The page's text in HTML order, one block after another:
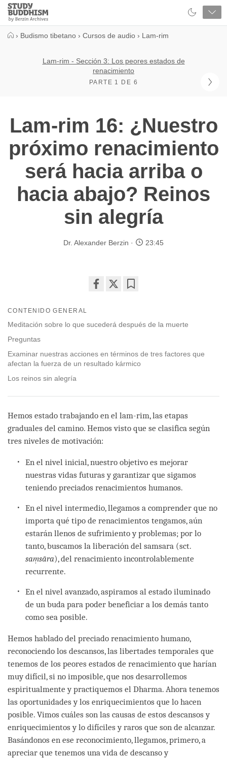
Close
Study
Buddhism
› Budismo tibetano › Cursos de audio › Lam-rim
Lam-rim - Sección 3: Los peores estados de
renacimiento
PARTE 1 DE 6
Lam-rim 16: ¿Nuestro
próximo renacimiento
será hacia arriba o
hacia abajo? Reinos
sin alegría
Dr. Alexander Berzin 23:45
facebook
CONTENIDO GENERAL
Meditación sobre lo que sucederá después de la muerte
Preguntas
Examinar nuestras acciones en términos de tres factores que
afectan la fuerza de un resultado kármico
Los reinos sin alegría
Hemos estado trabajando en el lam-rim, las etapas
graduales del camino. Hemos visto que se clasifica según
tres niveles de motivación:
En el nivel inicial, nuestro objetivo es mejorar
nuestras vidas futuras y garantizar que sigamos
teniendo preciados renacimientos humanos.
En el nivel intermedio, llegamos a comprender que no
importa qué tipo de renacimientos tengamos, aún
estarán llenos de sufrimiento y problemas; por lo
tanto, buscamos la liberación del samsara (sct.
saṃsāra), del renacimiento incontrolablemente
recurrente.
En el nivel avanzado, aspiramos al estado iluminado
de un buda para poder beneficiar a los demás tanto
como sea posible.
Hemos hablado del preciado renacimiento humano,
reconociendo los descansos, las libertades temporales que
tenemos de los peores estados de renacimiento que harían
muy difícil, si no imposible, que nos desarrollemos
espiritualmente y practiquemos el Dharma. Ahora tenemos
las oportunidades y los enriquecimientos que lo hacen
posible. Vimos cuáles son las causas de estos descansos y
enriquecimientos y lo difíciles y raros que son de alcanzar.
Basándonos en ese reconocimiento, llegamos, primero, a
apreciar que tenemos una vida de descanso y